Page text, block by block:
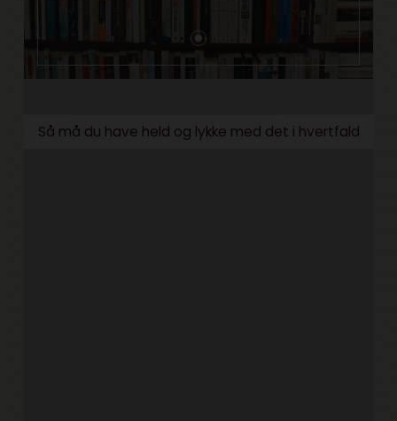
Så må du have held og lykke med det i hvertfald